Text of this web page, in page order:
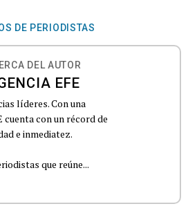
DE PERIODISTAS
DEL AUTOR
EFE
líderes. Con una
cuenta con un récord de
e inmediatez.
que reúne...